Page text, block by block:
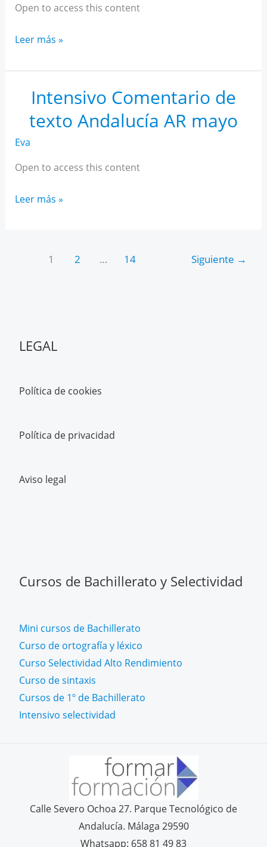
Open to access this content
Curso
para
estudiantes
Leer más »
Intensivo Comentario de
texto Andalucía AR mayo
Eva
Open to access this content
Intensivo
Andalucía
Leer más »
1 2 … 14 Siguiente →
LEGAL
Política de cookies
Política de privacidad
Aviso legal
Cursos de Bachillerato y Selectividad
Mini cursos de Bachillerato
Curso de ortografía y léxico
Curso Selectividad Alto Rendimiento
Curso de sintaxis
Cursos de 1º de Bachillerato
Intensivo selectividad
Calle Severo Ochoa 27. Parque Tecnológico de
Andalucía. Málaga 29590
Whatsapp: 658 81 49 83